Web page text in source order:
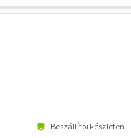
Beszállítói készleten